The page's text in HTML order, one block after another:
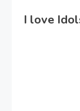
I love